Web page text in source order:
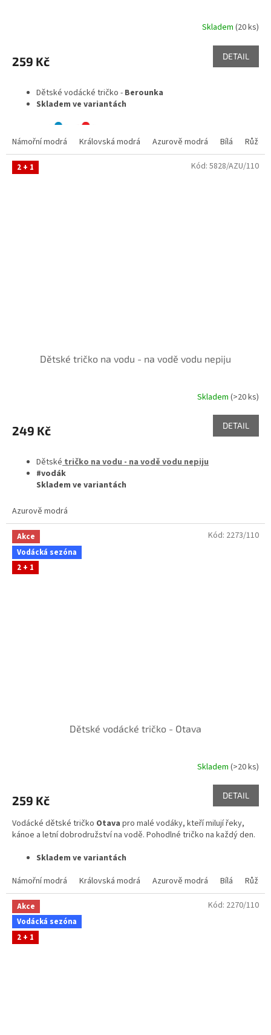
Skladem (20 ks)
259 Kč DETAIL
Dětské vodácké tričko - Berounka
Skladem ve variantách
Námořní modrá Královská modrá Azurově modrá Bílá Růžová
2 + 1
Dětské tričko na vodu - na vodě vodu nepiju
Skladem (>20 ks)
249 Kč DETAIL
Dětskétričko na vodu - na vodě vodu nepiju
#vodák
Skladem ve variantách
Azurově modrá
Kód: 5828/AZU/110
Akce
Vodácká sezóna
2 + 1
Dětské vodácké tričko - Otava
Skladem (>20 ks)
259 Kč DETAIL
Vodácké dětské tričko Otava pro malé vodáky, kteří milují řeky,
kánoe a letní dobrodružství na vodě. Pohodlné tričko na každý den.
Skladem ve variantách
Námořní modrá
Královská modrá Azurově modrá Bílá Růžová
Kód: 2273/110
Akce
Vodácká sezóna
2 + 1
Kód: 2270/110